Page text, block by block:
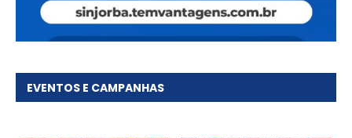
EVENTOS E CAMPANHAS